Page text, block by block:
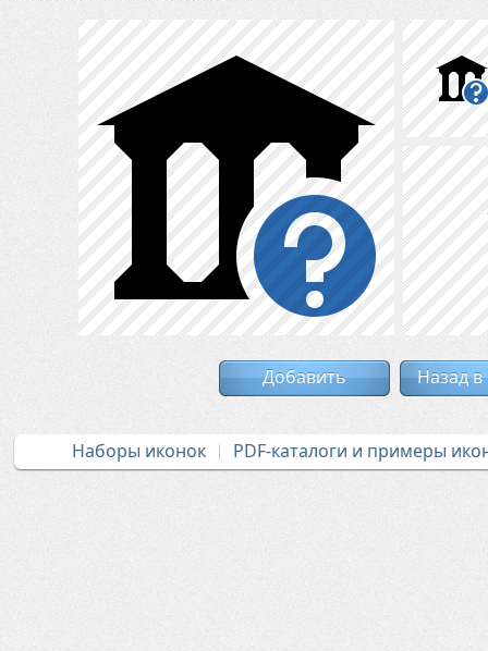
Добавить Назад в
Наборы иконок PDF-каталоги и примеры